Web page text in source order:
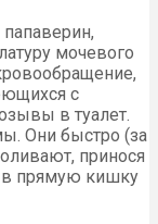
мочевого
с
в туалет.
Они быстро (за
принося
в прямую кишку